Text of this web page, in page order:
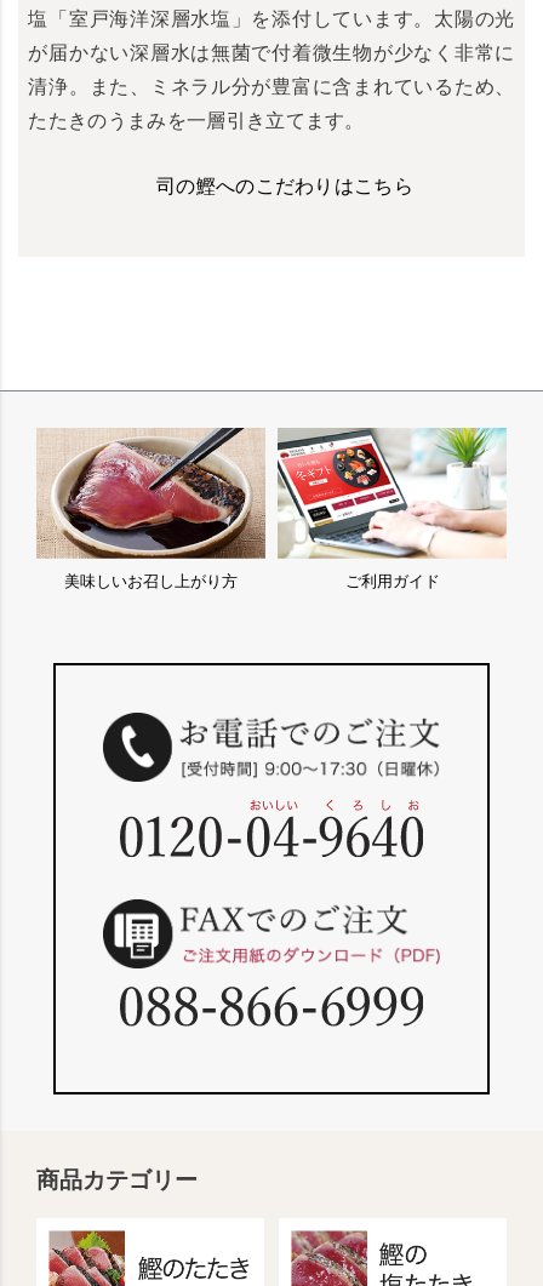
塩「室戸海洋深層水塩」を添付しています。太陽の光
が届かない深層水は無菌で付着微生物が少なく非常に
清浄。また、ミネラル分が豊富に含まれているため、
たたきのうまみを一層引き立てます。
司の鰹へのこだわりはこちら
美味しいお召し上がり方 ご利用ガイド
商品カテゴリー